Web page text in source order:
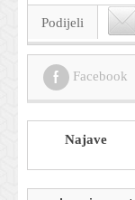
Podijeli
Facebook
Najave